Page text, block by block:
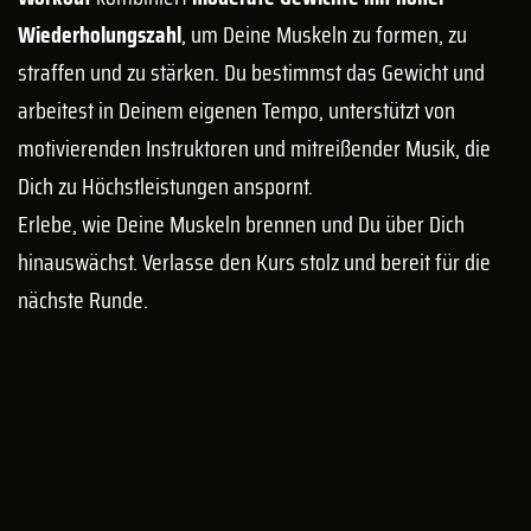
Wiederholungszahl, um Deine Muskeln zu formen, zu
straffen und zu stärken. Du bestimmst das Gewicht und
arbeitest in Deinem eigenen Tempo, unterstützt von
motivierenden Instruktoren und mitreißender Musik, die
Dich zu Höchstleistungen anspornt.
Erlebe, wie Deine Muskeln brennen und Du über Dich
hinauswächst. Verlasse den Kurs stolz und bereit für die
nächste Runde.